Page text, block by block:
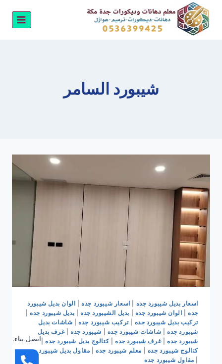
التجاوز
المحتوى
شيبورد السامر
اسعار بديل شيبورد جده اسعار شيبورد جده| الوان بديل شيبورد
جده| الوان شيبورد جده بديل الشيبورد جده بديل شيبورد جده|
تركيب بديل شيبورد جده |تركيب شيبورد جده| شاشات بديل
شيبورد جده| شاشات شيبورد جده شيبورد جده |غرف بديل
شيبورد جده|غرف شيبورد جده |كتالوج بديل شيبورد جده|
كتالوج شيبورد جده
معلم شيبورد جده| مقاول بديل شيبورد جده
مقاول شيبورد جده
اتصل بناء.